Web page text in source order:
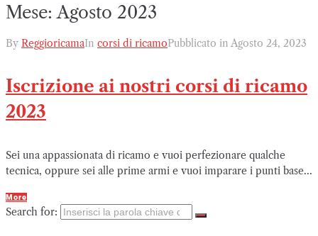
Mese:Agosto 2023
By ReggioricamaIn corsi di ricamoPubblicato inAgosto 24, 2023
Iscrizione ai nostri corsi di ricamo
2023
Sei una appassionata di ricamo e vuoi perfezionare qualche
tecnica, oppure sei alle prime armi e vuoi imparare i punti base...
More
Search for: